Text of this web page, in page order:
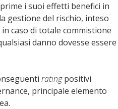
i suoi effetti benefici in
gestione del rischio, inteso
caso di totale commistione
danno dovesse essere
ratingpositivi
principale elemento